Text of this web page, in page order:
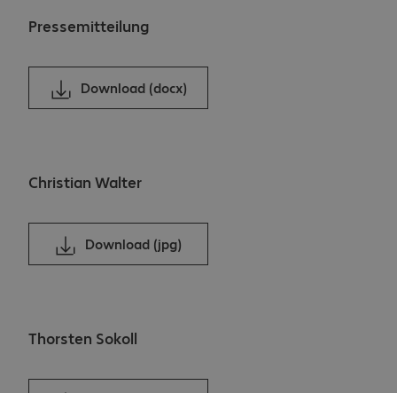
Pressemitteilung
Download (docx)
Christian Walter
Download (jpg)
Thorsten Sokoll